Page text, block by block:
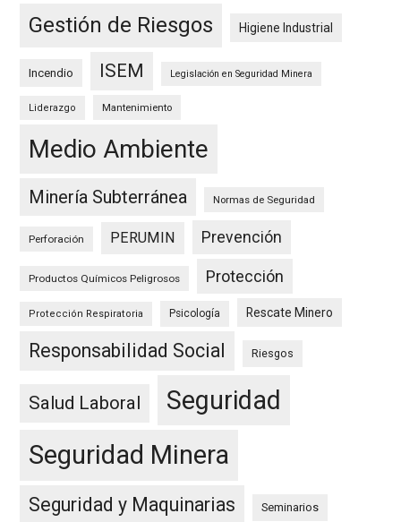
Gestión de Riesgos Higiene Industrial
Incendio ISEM Legislación en Seguridad Minera
Liderazgo Mantenimiento
Medio Ambiente
Minería Subterránea Normas de Seguridad
Perforación PERUMIN Prevención
Productos Químicos Peligrosos Protección
Protección Respiratoria Psicología Rescate Minero
Responsabilidad Social Riesgos
Salud Laboral
Seguridad
Seguridad Minera
Seguridad y Maquinarias Seminarios